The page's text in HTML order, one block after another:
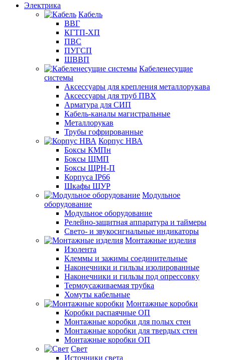
Электрика
Кабель
ВВГ
КГТП-ХП
ПВС
ПУГСП
ШВВП
Кабеленесущие
системы
Аксессуары для крепления металлорукава
Аксессуары для труб ПВХ
Арматура для СИП
Кабель-каналы магистральные
Металлорукав
Трубы гофрированные
Корпус НВА
Боксы КМПн
Боксы ЩМП
Боксы ЩРН-П
Корпуса IP66
Шкафы ЩУР
Модульное
оборудование
Модульное оборудование
Релейно-защитная аппаратура и таймеры
Свето- и звукосигнальные индикаторы
Монтажные изделия
Изолента
Клеммы и зажимы соединительные
Наконечники и гильзы изолированные
Наконечники и гильзы под опрессовку
Термоусаживаемая трубка
Хомуты кабельные
Монтажные коробки
Коробки распаячные ОП
Монтажные коробки для полых стен
Монтажные коробки для твердых стен
Монтажные коробки ОП
Свет
Источники света